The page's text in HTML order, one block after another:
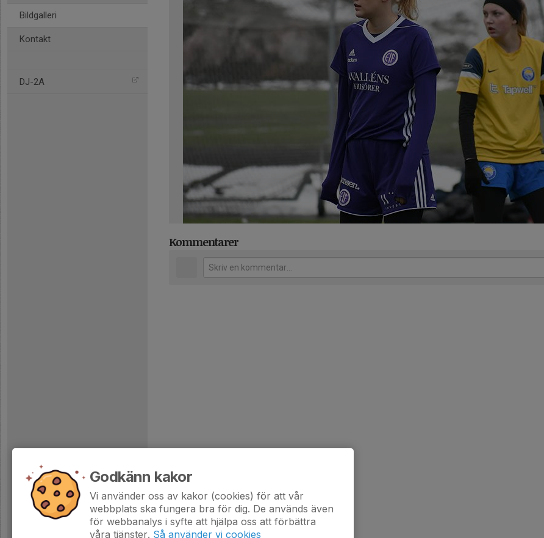
Bildgalleri
Kontakt
DJ-2A
Kommentarer
Godkänn kakor
Vi använder oss av kakor (cookies) för att vår
webbplats ska fungera bra för dig. De används även
för webbanalys i syfte att hjälpa oss att förbättra
våra tjänster. Så använder vi cookies